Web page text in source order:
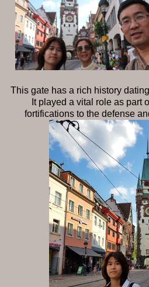
This gate has a rich history
It played a vital role as part
fortifications to the defense